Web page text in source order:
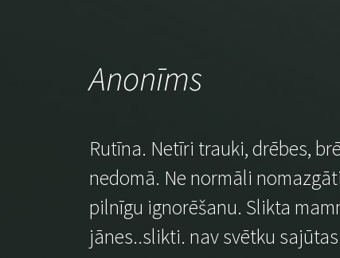
Anonīms
Rutīna. Netīri trauki, drēbes,
nedomā. Ne normāli
pilnīgu ignorēšanu. Slikta
jānes..slikti. nav svētku